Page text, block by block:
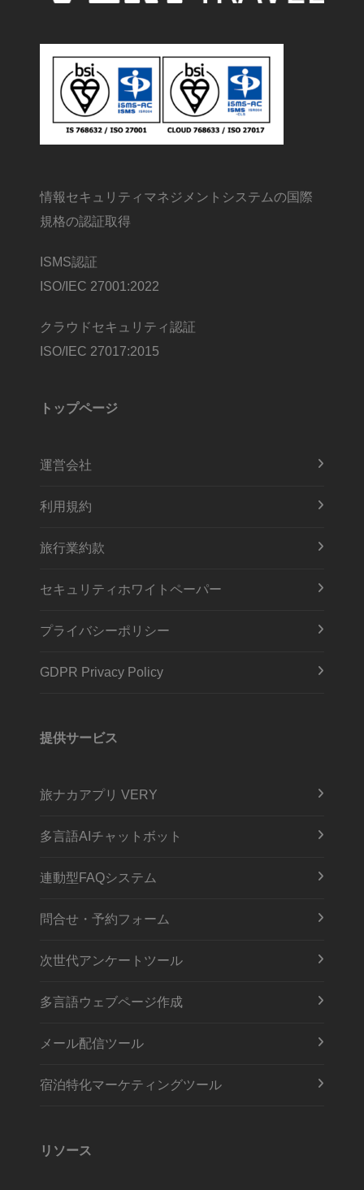
情報セキュリティマネジメントシステムの国際
規格の認証取得
ISMS認証
ISO/IEC 27001:2022
クラウドセキュリティ認証
ISO/IEC 27017:2015
トップページ
運営会社
利用規約
旅行業約款
セキュリティホワイトペーパー
プライバシーポリシー
GDPR Privacy Policy
提供サービス
旅ナカアプリ VERY
多言語AIチャットボット
連動型FAQシステム
問合せ・予約フォーム
次世代アンケートツール
多言語ウェブページ作成
メール配信ツール
宿泊特化マーケティングツール
リソース